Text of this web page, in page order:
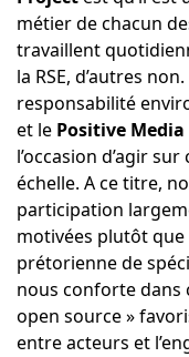
métier de chacun
travaillent
la RSE, d’autres
responsabilité
et le Positive Media
l’occasion d’agir
échelle. A ce titre,
participation
motivées plutôt
prétorienne de
nous conforte dans
open source »
entre acteurs et